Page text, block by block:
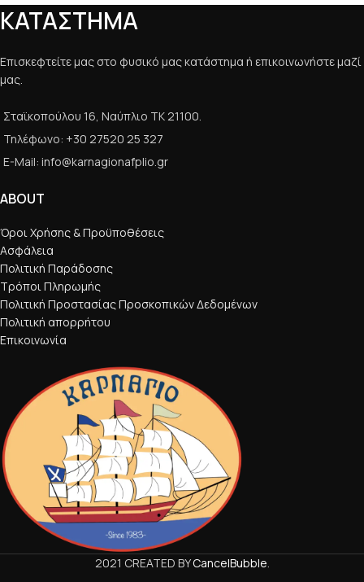
ΚΑΤΑΣΤΗΜΑ
Επισκεφτείτε μας στο φυσικό μας κατάστημα ή επικοινωνήστε μαζί
μας.
Σταϊκοπούλου 16, Ναύπλιο ΤΚ 21100.
Τηλέφωνο: +30 27520 25 327
E-Mail: info@karnagionafplio.gr
ABOUT
Όροι Χρήσης & Προϋποθέσεις
Ασφάλεια
Πολιτική Παράδοσης
Τρόποι Πληρωμής
Πολιτική Προστασίας Προσκοπικών Δεδομένων
Πολιτική απορρήτου
Επικοινωνία
2021 CREATED BYCancelBubble.